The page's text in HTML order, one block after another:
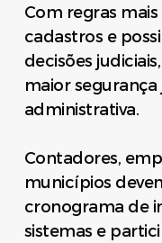
Com regras
cadastros e
decisões
maior
administrativa.
Contadores,
municípios
cronograma de
sistemas e